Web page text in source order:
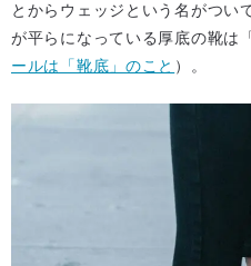
とからウェッジという名がつい
が平らになっている厚底の靴は
ールは「靴底」のこと ）。